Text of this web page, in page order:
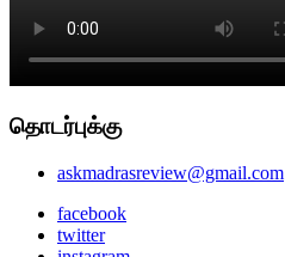
தொடர்புக்கு
askmadrasreview@gmail.com
facebook
twitter